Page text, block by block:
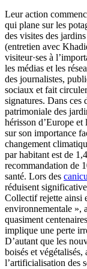
Leur action
qui plane sur les
des visites des
(entretien avec
visiteur·ses à
les médias et les
des journalistes,
sociaux et fait
signatures. Dans ces
patrimoniale des
hérisson d’Europe
sur son importance
changement
par habitant est de
recommandation de
santé. Lors des
réduisent
Collectif rejette ainsi
environnementale »,
quasiment
implique une perte
D’autant que les
boisés et végétalisés,
l’artificialisation des